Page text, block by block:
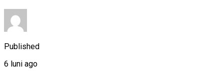
Published
6 luni ago